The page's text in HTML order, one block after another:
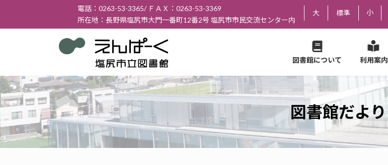
テ
ス
キ
ッ
ゲ
ン
に
移
電話：0263-53-3365/ ＦＡＸ：0263-53-3369
所在地：長野県塩尻市大門一番町12番2号 塩尻市市民交流センター内
大 標準 小
図書館について 利用案内
図書館だより